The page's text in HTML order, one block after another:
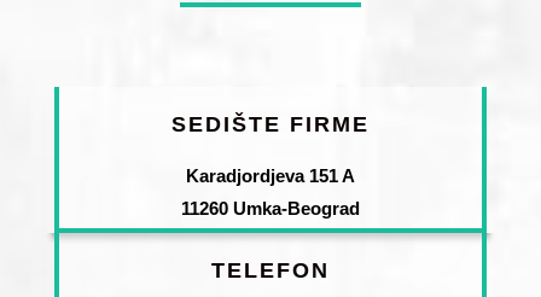
SEDIŠTE FIRME
Karadjordjeva 151 A
11260 Umka-Beograd
TELEFON